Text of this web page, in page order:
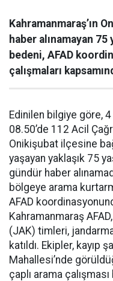
Kahramanmaraş’ın
haber alınamayan 75
bedeni, AFAD
çalışmaları
Edinilen bilgiye göre,
08.50’de 112 Acil
Onikişubat ilçesine
yaşayan yaklaşık 75
gündür haber
bölgeye arama
AFAD
Kahramanmaraş
(JAK) timleri,
katıldı. Ekipler, kayıp
Mahallesi’nde
çaplı arama